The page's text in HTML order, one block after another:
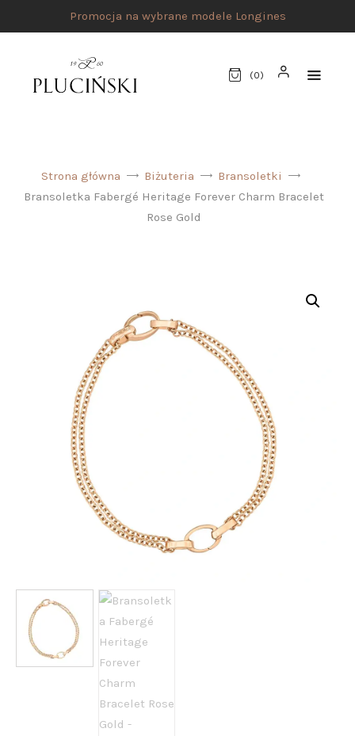
Promocja na wybrane modele Longines
(0)
UMÓW SPOTKANIE
ZEGARKI
AKCESORIA
O NAS
SERWIS
BLOG
KONTAKT
Strona główna Biżuteria
Bransoletki
Bransoletka Fabergé Heritage Forever Charm Bracelet
Rose Gold